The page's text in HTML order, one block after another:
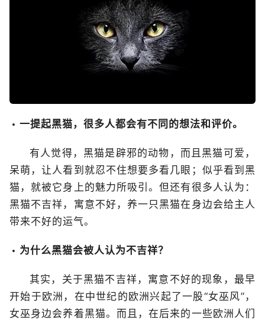
一提起黑猫，很多人都会有不同的想法和评价。
有人觉得，黑猫是辟邪的动物，而且黑猫可爱，
呆萌，让人看到就忍不住想要多看几眼；似乎看到黑
猫，就被它身上的魅力所吸引。但还有很多人认为：
黑猫不吉祥，寓意不好，养一只黑猫在身边会给主人
带来不好的运气。
为什么黑猫会被人认为不吉祥？
其实，关于黑猫不吉祥，寓意不好的现象，最早
开始于欧洲，在中世纪的欧洲兴起了一股“女巫风”，
女巫身边会养着黑猫。而且，在后来的一些欧洲人们